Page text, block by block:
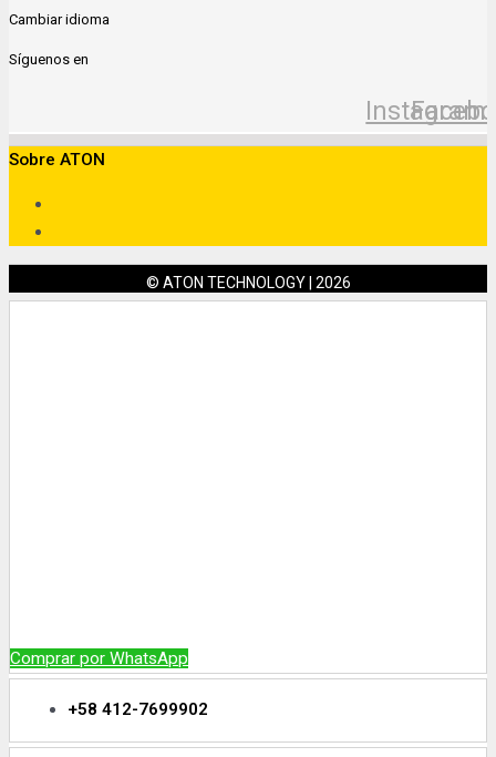
Cambiar idioma
Síguenos en
Instagram
Sobre ATON
© ATON TECHNOLOGY | 2026
Comprar por WhatsApp
+58 412-7699902